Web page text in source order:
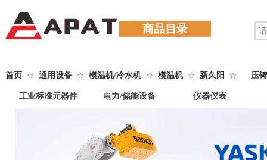
首页 ☆ 通用设备 ☆ 模温机/冷水机 ☆ 模温机 ☆ 新久阳 ☆ 压铸
工业标准元器件 电力/储能设备 仪器仪表
商品目录